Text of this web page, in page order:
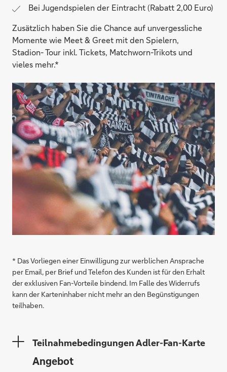
Bei Jugendspielen der Eintracht (Rabatt 2,00 Euro)
Zusätzlich haben Sie die Chance auf unvergessliche
Momente wie Meet & Greet mit den Spielern,
Stadion- Tour inkl. Tickets, Matchworn-Trikots und
vieles mehr.*
* Das Vorliegen einer Einwilligung zur werblichen Ansprache
per Email, per Brief und Telefon des Kunden ist für den Erhalt
der exklusiven Fan-Vorteile bindend. Im Falle des Widerrufs
kann der Karteninhaber nicht mehr an den Begünstigungen
teilhaben.
Teilnahmebedingungen Adler-Fan-Karte
Angebot